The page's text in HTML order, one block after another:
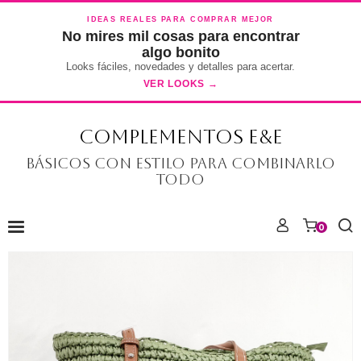
IDEAS REALES PARA COMPRAR MEJOR
No mires mil cosas para encontrar
algo bonito
Looks fáciles, novedades y detalles para acertar.
VER LOOKS →
COMPLEMENTOS E&E
Básicos con estilo para combinarlo
todo
0